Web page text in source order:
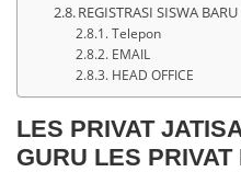
REGISTRASI SISWA BARU
Telepon
EMAIL
HEAD OFFICE
LES PRIVAT
GURU LES